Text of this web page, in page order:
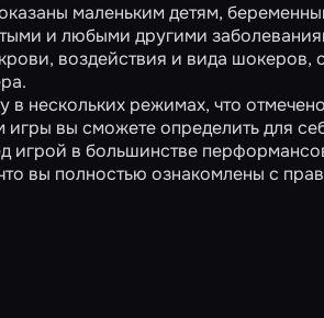
маленьким детям,
и любыми другими
воздействия и вида шокеров,
нескольких режимах, что
вы сможете определить для
игрой в большинстве
вы полностью ознакомлены с